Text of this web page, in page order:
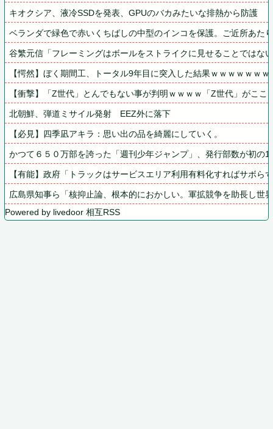
キオクシア、液冷SSDを発表、GPUのバカみたいな排熱から防護
ベランダで緑色で赤いくちばしの中型のインコを保護。ご近所あた
谷繁元信「フレーミングはボールをストライクに見せることではな
【愕然】ぼく期間工、トータル9年目に突入した結果ｗｗｗｗｗｗｗ
【衝撃】「Z世代」とんでもない事が判明ｗｗｗｗ「Z世代」がこ
北朝鮮、弾道ミサイル発射　EEZ外に落下
【必見】四季凪アキラ：思い出の品を綺麗にしていく。
かつて６５０万部を誇った「週刊少年ジャンプ」、発行部数が初の
【有能】政府「トラックはサービスエリア利用有料化すればサボら
広島県知事ら「核抑止論、根本的におかしい。軍拡競争を助長し世
Powered by livedoor 相互RSS